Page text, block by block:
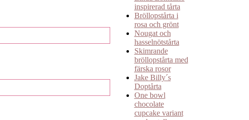
inspirerad tårta
Bröllopstårta i
rosa och grönt
Nougat och
hasselnötstårta
Skimrande
bröllopstårta med
färska rosor
Jake Billy´s
Doptårta
One bowl
chocolate
cupcake variant